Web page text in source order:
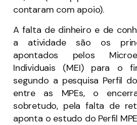
contaram com apoio).
A falta de dinheiro e de
a atividade são os
apontados pelos
Individuais (MEI) para o
segundo a pesquisa Perfil
entre as MPEs, o
sobretudo, pela falta de
aponta o estudo do Perfil